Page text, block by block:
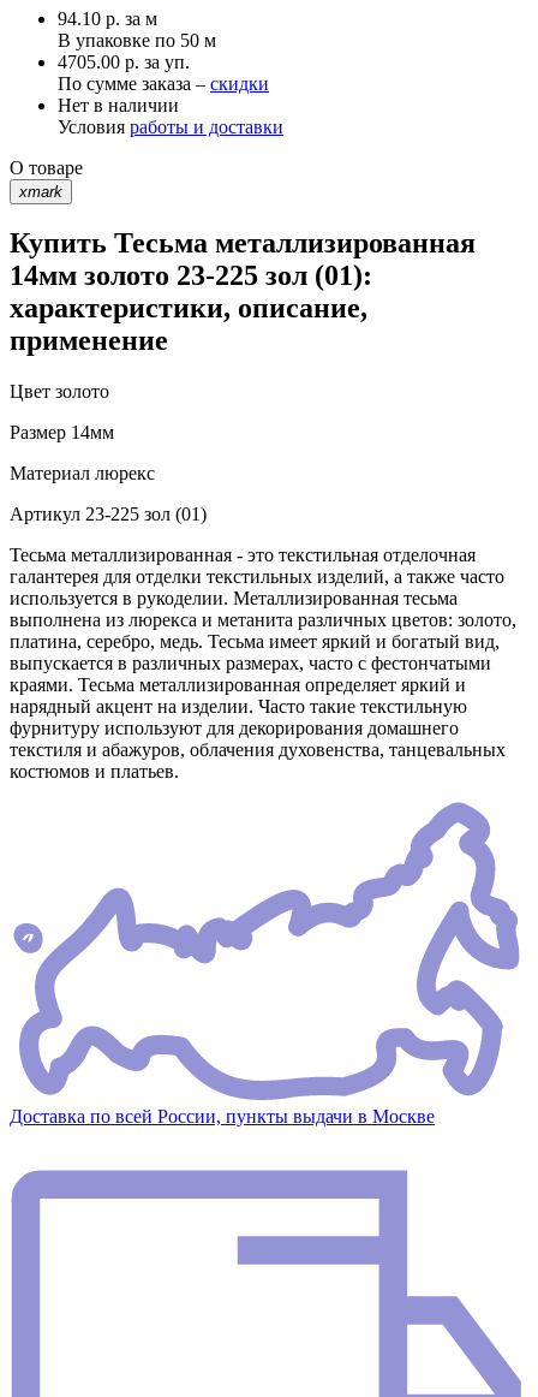
94.10 р. за м
В упаковке по 50 м
4705.00 р. за уп.
По сумме заказа – скидки
Нет в наличии
Условия работы и доставки
О товаре
xmark
Купить Тесьма металлизированная
14мм золото 23-225 зол (01):
характеристики, описание,
применение
Цвет золото
Размер 14мм
Материал люрекс
Артикул 23-225 зол (01)
Тесьма металлизированная - это текстильная отделочная
галантерея для отделки текстильных изделий, а также часто
используется в рукоделии. Металлизированная тесьма
выполнена из люрекса и метанита различных цветов: золото,
платина, серебро, медь. Тесьма имеет яркий и богатый вид,
выпускается в различных размерах, часто с фестончатыми
краями. Тесьма металлизированная определяет яркий и
нарядный акцент на изделии. Часто такие текстильную
фурнитуру используют для декорирования домашнего
текстиля и абажуров, облачения духовенства, танцевальных
костюмов и платьев.
Доставка по всей России, пункты выдачи в Москве